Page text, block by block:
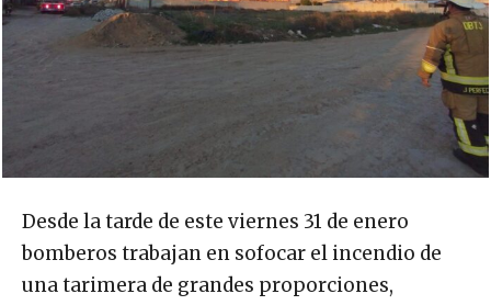
Desde la tarde de este viernes 31 de enero
bomberos trabajan en sofocar el incendio de
una tarimera de grandes proporciones,